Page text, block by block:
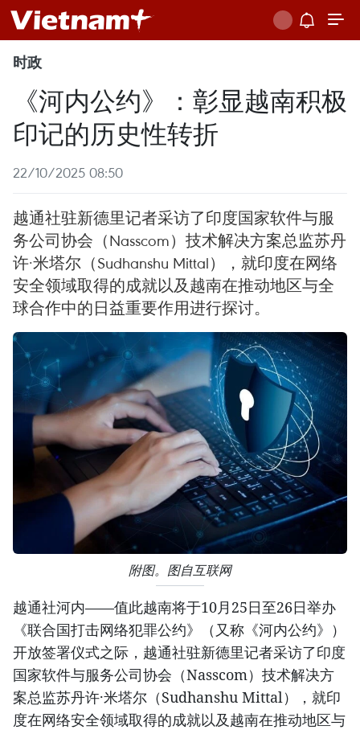
时政
《河内公约》：彰显越南积极
印记的历史性转折
22/10/2025 08:50
越通社驻新德里记者采访了印度国家软件与服
务公司协会（Nasscom）技术解决方案总监苏丹
许·米塔尔（Sudhanshu Mittal），就印度在网络
安全领域取得的成就以及越南在推动地区与全
球合作中的日益重要作用进行探讨。
附图。图自互联网
越通社河内——值此越南将于10月25日至26日举办
《联合国打击网络犯罪公约》（又称《河内公约》）
开放签署仪式之际，越通社驻新德里记者采访了印度
国家软件与服务公司协会（Nasscom）技术解决方
案总监苏丹许·米塔尔（Sudhanshu Mittal），就印
度在网络安全领域取得的成就以及越南在推动地区与